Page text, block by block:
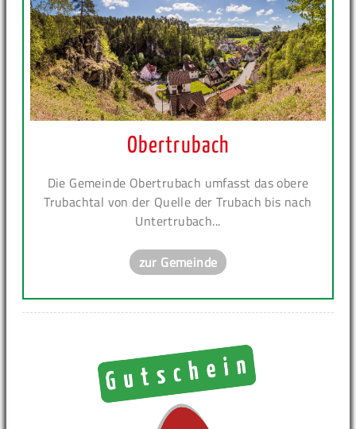
Obertrubach
Die Gemeinde Obertrubach umfasst das obere
Trubachtal von der Quelle der Trubach bis nach
Untertrubach...
zur Gemeinde